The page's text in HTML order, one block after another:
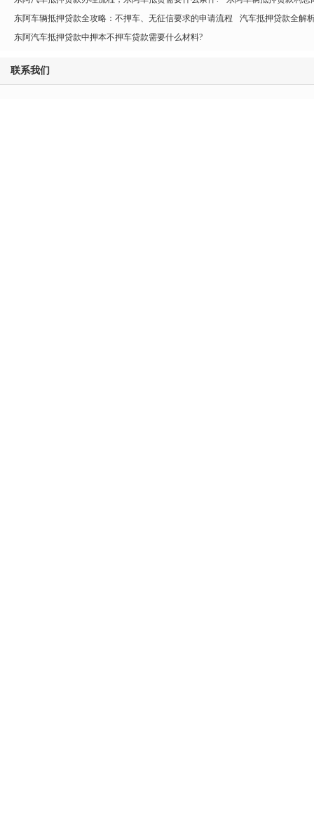
东阿车辆抵押贷款全攻略：不押车、无征信要求的申请流程
汽车抵押贷款全解
东阿汽车抵押贷款中押本不押车贷款需要什么材料?
联系我们